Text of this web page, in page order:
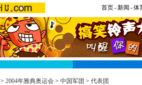
首页-新闻 -体
> 2004年雅典奥运会 > 中国军团 > 代表团